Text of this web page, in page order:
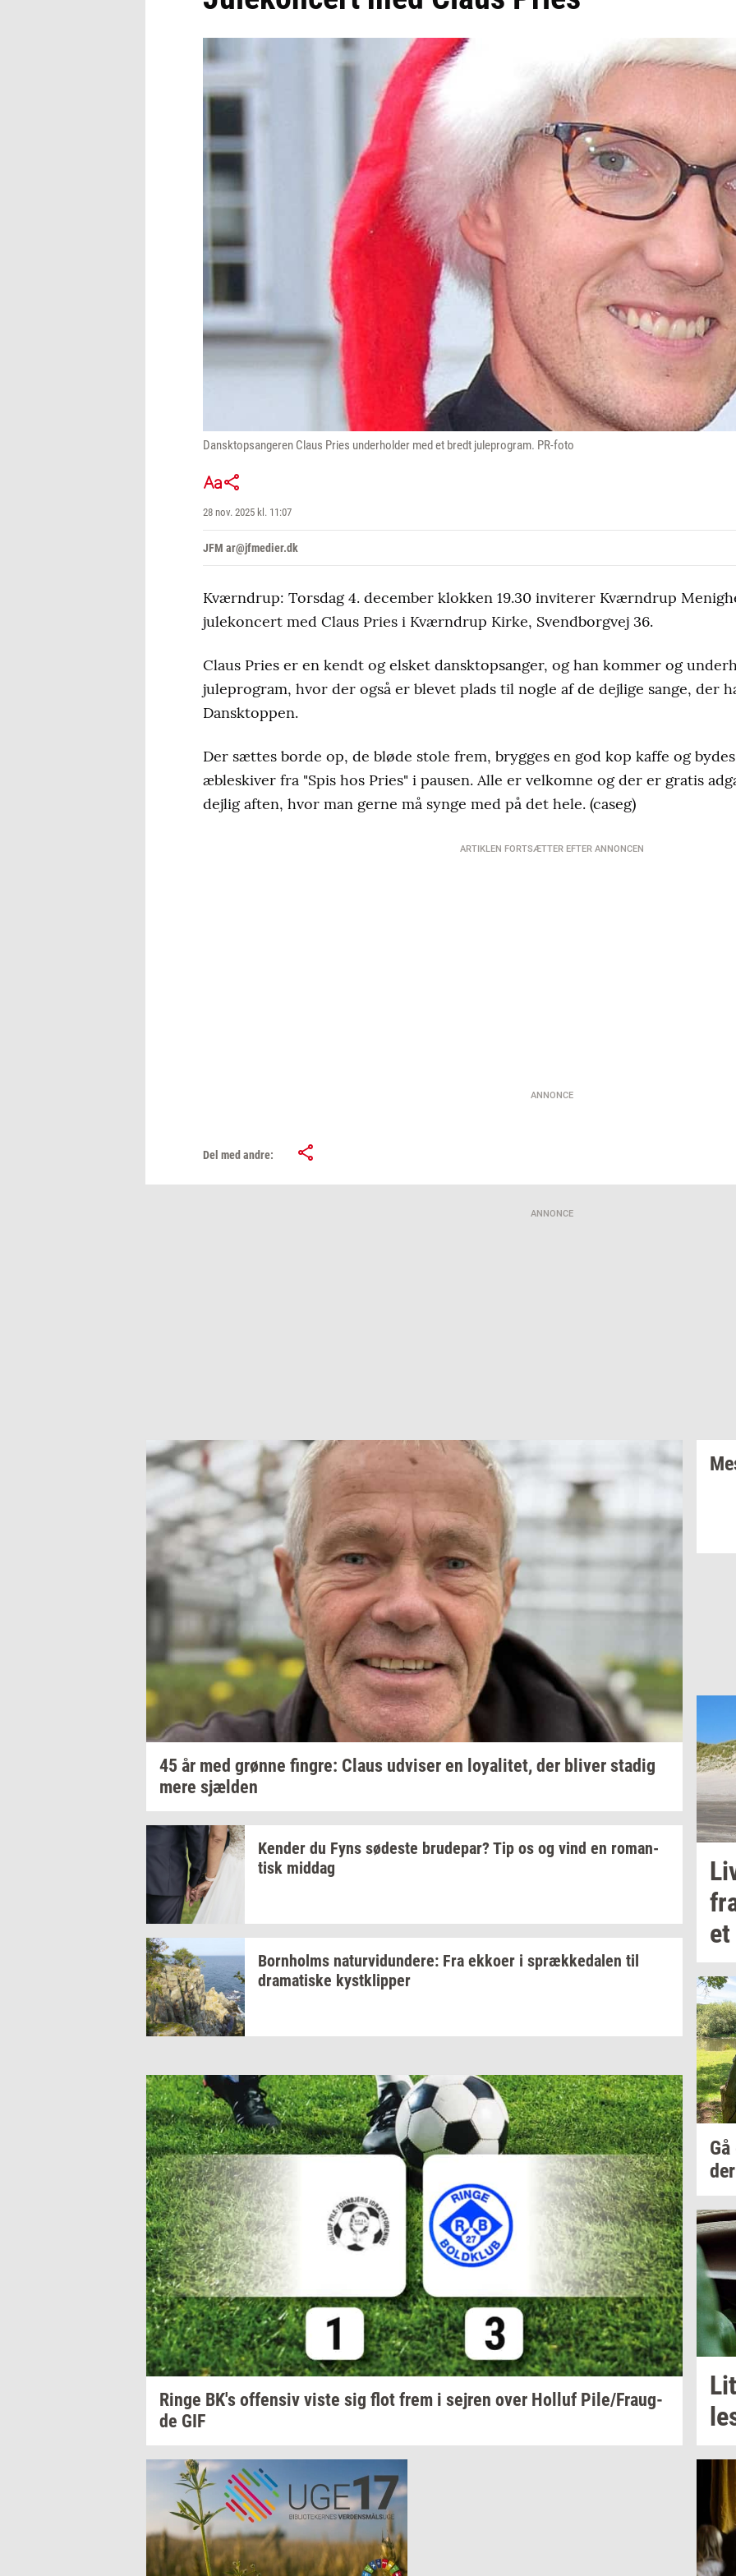
Dansktopsangeren Claus Pries underholder med et bredt juleprogram. PR-foto
28 nov. 2025 kl. 11:07
JFM ar@jfmedier.dk
Kværndrup: Torsdag 4. december klokken 19.30 inviterer Kværndrup
julekoncert med Claus Pries i Kværndrup Kirke, Svendborgvej 36.
Claus Pries er en kendt og elsket dansktopsanger, og han kommer og
juleprogram, hvor der også er blevet plads til nogle af de dejlige sange, der
Dansktoppen.
Der sættes borde op, de bløde stole frem, brygges en god kop kaffe og
æbleskiver fra "Spis hos Pries" i pausen. Alle er velkomne og der er gratis
dejlig aften, hvor man gerne må synge med på det hele. (caseg)
ARTIKLEN FORTSÆTTER EFTER ANNONCEN
ANNONCE
Del med andre:
ANNONCE
45 år med grøn­ne fin­gre: Claus ud­vi­ser en loy­a­li­tet, der bli­ver sta­dig
mere sjæl­den
Ken­der du Fyns sø­de­ste bru­de­par?Tip os og vind en ro­man­
tisk mid­dag
Born­holms na­tur­vi­dun­de­re: Fra ek­ko­er i spræk­ke­da­len til
dra­ma­ti­ske kyst­klip­per
Ringe BK's of­fen­siv viste sig flot frem i sej­ren over Hol­luf Pile/Fraug­
de GIF
et
Gå